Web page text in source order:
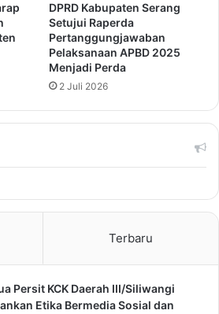
DPRD Kabupaten Serang
Setujui Raperda
Pertanggungjawaban
Pelaksanaan APBD 2025
Menjadi Perda
2 Juli 2026
Terbaru
Persit KCK Daerah III/Siliwangi
Etika Bermedia Sosial dan